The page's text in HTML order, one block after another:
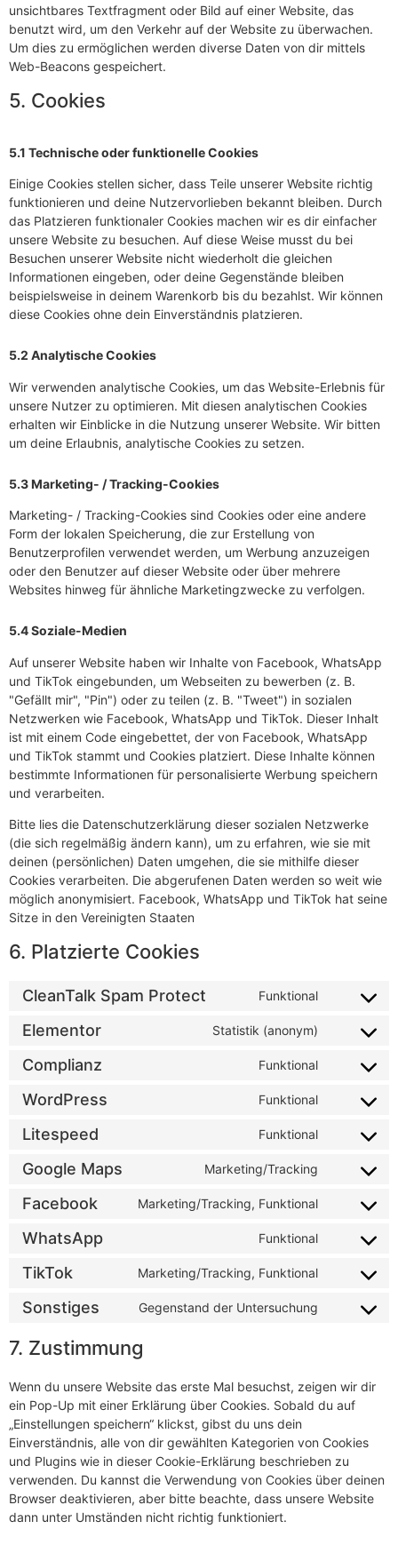
unsichtbares Textfragment oder Bild auf einer Website, das
benutzt wird, um den Verkehr auf der Website zu überwachen.
Um dies zu ermöglichen werden diverse Daten von dir mittels
Web-Beacons gespeichert.
5. Cookies
5.1 Technische oder funktionelle Cookies
Einige Cookies stellen sicher, dass Teile unserer Website richtig
funktionieren und deine Nutzervorlieben bekannt bleiben. Durch
das Platzieren funktionaler Cookies machen wir es dir einfacher
unsere Website zu besuchen. Auf diese Weise musst du bei
Besuchen unserer Website nicht wiederholt die gleichen
Informationen eingeben, oder deine Gegenstände bleiben
beispielsweise in deinem Warenkorb bis du bezahlst. Wir können
diese Cookies ohne dein Einverständnis platzieren.
5.2 Analytische Cookies
Wir verwenden analytische Cookies, um das Website-Erlebnis für
unsere Nutzer zu optimieren. Mit diesen analytischen Cookies
erhalten wir Einblicke in die Nutzung unserer Website. Wir bitten
um deine Erlaubnis, analytische Cookies zu setzen.
5.3 Marketing- / Tracking-Cookies
Marketing- / Tracking-Cookies sind Cookies oder eine andere
Form der lokalen Speicherung, die zur Erstellung von
Benutzerprofilen verwendet werden, um Werbung anzuzeigen
oder den Benutzer auf dieser Website oder über mehrere
Websites hinweg für ähnliche Marketingzwecke zu verfolgen.
5.4 Soziale-Medien
Auf unserer Website haben wir Inhalte von Facebook, WhatsApp
und TikTok eingebunden, um Webseiten zu bewerben (z. B.
"Gefällt mir", "Pin") oder zu teilen (z. B. "Tweet") in sozialen
Netzwerken wie Facebook, WhatsApp und TikTok. Dieser Inhalt
ist mit einem Code eingebettet, der von Facebook, WhatsApp
und TikTok stammt und Cookies platziert. Diese Inhalte können
bestimmte Informationen für personalisierte Werbung speichern
und verarbeiten.
Bitte lies die Datenschutzerklärung dieser sozialen Netzwerke
(die sich regelmäßig ändern kann), um zu erfahren, wie sie mit
deinen (persönlichen) Daten umgehen, die sie mithilfe dieser
Cookies verarbeiten. Die abgerufenen Daten werden so weit wie
möglich anonymisiert. Facebook, WhatsApp und TikTok hat seine
Sitze in den Vereinigten Staaten
6. Platzierte Cookies
CleanTalk Spam Protect Funktional
Elementor Statistik (anonym)
Complianz Funktional
WordPress Funktional
Litespeed Funktional
Google Maps Marketing/Tracking
Facebook Marketing/Tracking, Funktional
WhatsApp Funktional
TikTok Marketing/Tracking, Funktional
Sonstiges Gegenstand der Untersuchung
7. Zustimmung
Wenn du unsere Website das erste Mal besuchst, zeigen wir dir
ein Pop-Up mit einer Erklärung über Cookies. Sobald du auf
„Einstellungen speichern“ klickst, gibst du uns dein
Einverständnis, alle von dir gewählten Kategorien von Cookies
und Plugins wie in dieser Cookie-Erklärung beschrieben zu
verwenden. Du kannst die Verwendung von Cookies über deinen
Browser deaktivieren, aber bitte beachte, dass unsere Website
dann unter Umständen nicht richtig funktioniert.